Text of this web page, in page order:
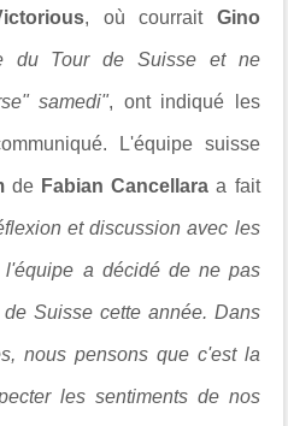
, où courrait Gino
du Tour de Suisse et ne
samedi", ont indiqué les
L'équipe suisse
de Fabian Cancellara a fait
et discussion avec les
l'équipe a décidé de ne pas
Suisse cette année. Dans
nous pensons que c'est la
les sentiments de nos